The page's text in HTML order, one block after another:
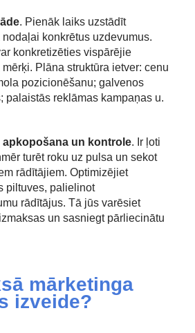
. Pienāk laiks uzstādīt
nodaļai konkrētus uzdevumus.
konkretizēties vispārējie
Plāna struktūra ietver: cenu
pozicionēšanu; galvenos
palaistās reklāmas kampaņas u.
apkopošana un kontrole. Ir ļoti
turēt roku uz pulsa un sekot
rādītājiem. Optimizējiet
piltuves, palielinot
rādītājus. Tā jūs varēsiet
un sasniegt pārliecinātu
mārketinga
izveide?